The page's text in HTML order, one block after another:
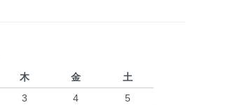
木 金
土
3 4
5